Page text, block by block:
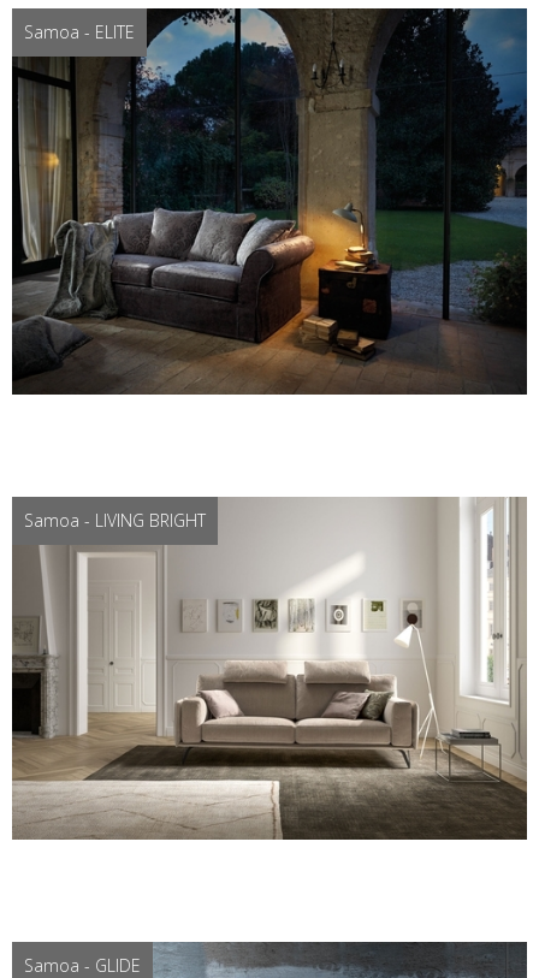
Samoa - ELITE
Samoa - LIVING BRIGHT
Samoa - GLIDE